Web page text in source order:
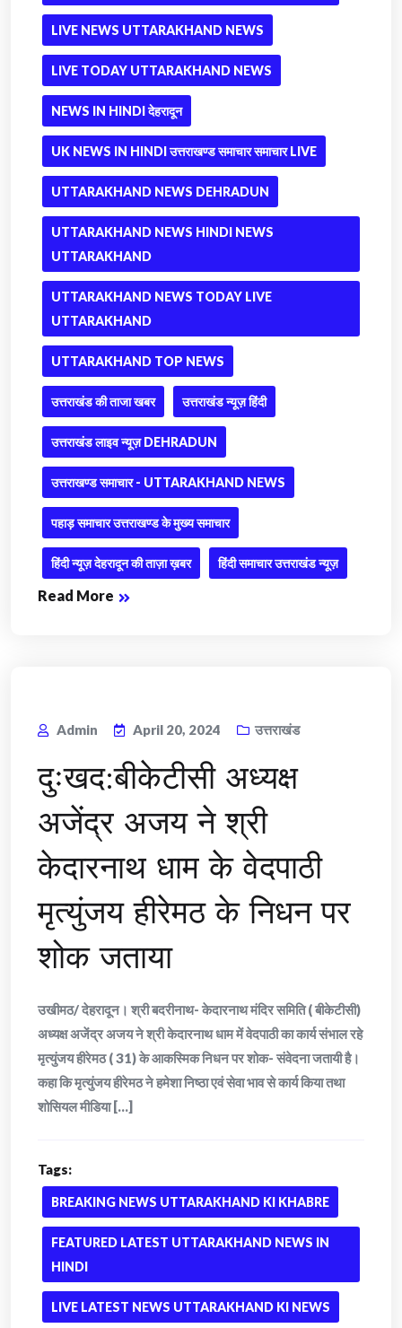
LIVE NEWS UTTARAKHAND NEWS
LIVE TODAY UTTARAKHAND NEWS
NEWS IN HINDI देहरादून
UK NEWS IN HINDI उत्तराखण्ड समाचार समाचार LIVE
UTTARAKHAND NEWS DEHRADUN
UTTARAKHAND NEWS HINDI NEWS
UTTARAKHAND
UTTARAKHAND NEWS TODAY LIVE
UTTARAKHAND
UTTARAKHAND TOP NEWS
उत्तराखंड की ताजा खबर उत्तराखंड न्यूज़ हिंदी
उत्तराखंड लाइव न्यूज़ DEHRADUN
उत्तराखण्ड समाचार - UTTARAKHAND NEWS
पहाड़ समाचार उत्तराखण्ड के मुख्य समाचार
हिंदी न्यूज़ देहरादून की ताज़ा ख़बर हिंदी समाचार उत्तराखंड न्यूज़
Read More
Admin April 20, 2024 उत्तराखंड
दुःखद:बीकेटीसी अध्यक्ष
अजेंद्र अजय ने श्री
केदारनाथ धाम के वेदपाठी
मृत्युंजय हीरेमठ के निधन पर
शोक जताया
उखीमठ/ देहरादून। श्री बदरीनाथ- केदारनाथ मंदिर समिति ( बीकेटीसी)
अध्यक्ष अजेंद्र अजय ने श्री केदारनाथ धाम में वेदपाठी का कार्य संभाल रहे
मृत्युंजय हीरेमठ ( 31) के आकस्मिक निधन पर शोक- संवेदना जतायी है।
कहा कि मृत्युंजय हीरेमठ ने हमेशा निष्ठा एवं सेवा भाव से कार्य किया तथा
शोसियल मीडिया [...]
Tags:
BREAKING NEWS UTTARAKHAND KI KHABRE
FEATURED LATEST UTTARAKHAND NEWS IN
HINDI
LIVE LATEST NEWS UTTARAKHAND KI NEWS